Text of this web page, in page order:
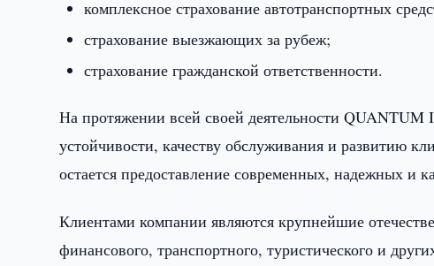
комплексное страхование автотранспортных
страхование выезжающих за рубеж;
страхование гражданской ответственности.
На протяжении всей своей деятельности
устойчивости, качеству обслуживания и развитию
остается предоставление современных, надежных и
Клиентами компании являются крупнейшие
финансового, транспортного, туристического и